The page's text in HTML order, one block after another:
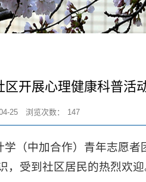
开展心理健康科普活
25 浏览次数： 147
（中加合作）青年志愿
受到社区居民的热烈欢迎